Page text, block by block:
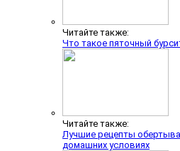
Читайте также:
Что такое пяточный
Читайте также:
Лучшие рецепты
домашних условиях